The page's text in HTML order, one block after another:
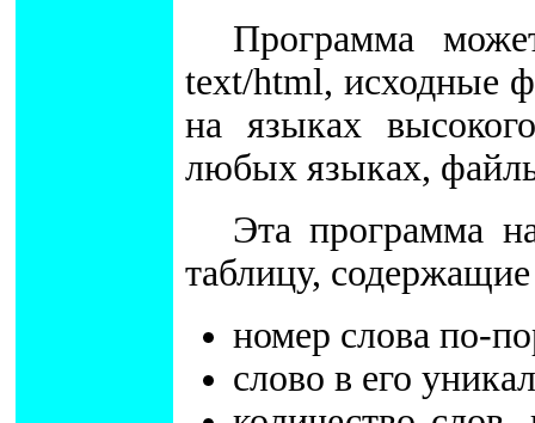
Программа
text/html, исходные
на языках
любых языках,
Эта программа
таблицу,
номер слова по-
слово в его